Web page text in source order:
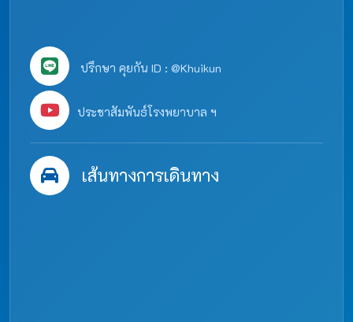
ปรึกษา คุยกัน ID : @Khuikun
ประชาสัมพันธ์โรงพยาบาล ฯ
เส้นทางการเดินทาง